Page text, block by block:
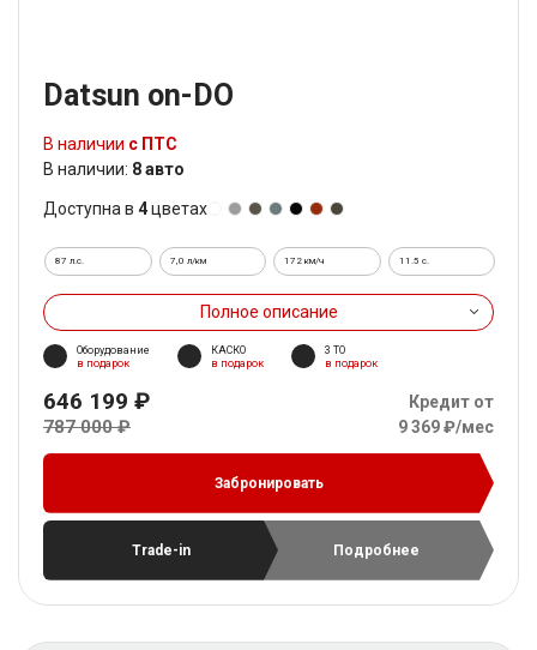
Datsun on-DO
В наличии с ПТС
В наличии: 8 авто
Доступна в 4цветах
87 л.с. 7,0 л/км 172 км/ч 11.5 c.
Полное описание
Оборудование
в подарок
КАСКО
в подарок
3 ТО
в подарок
646 199 ₽
787 000 ₽
Кредит от
9 369 ₽/мес
Забронировать
Trade-in Подробнее